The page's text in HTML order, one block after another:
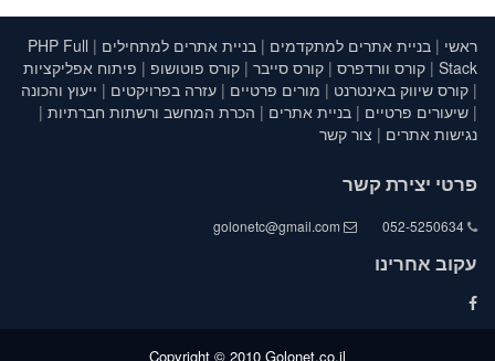
מקנה כתיבת קוד קצר ,יעיל ,התאמות לאפליקציות
מובייל אפקטים מרשימים ועוד..
PHP Basic
נלמד מהי שפת תכנות צד שרת ונבין מה מתרחש
MySQL Databases
ראשי | בניית אתרים למתקדמים | בניית אתרים למתחילים |
PHP Full
Stack
| קורס וורדפרס | קורס סייבר | קורס פוטושופ | פיתוח אפליקציות
| קורס שיווק באינטרנט | מורים פרטיים | עזרה בפרויקטים | ייעוץ והכונה
| שיעורים פרטיים | בניית אתרים | הכרת המחשב ורשתות חברתיות |
נגישות אתרים | צור קשר
פרטי יצירת קשר
052-5250634
עקוב אחרינו
Copyright © 2010 Golonet.co.il